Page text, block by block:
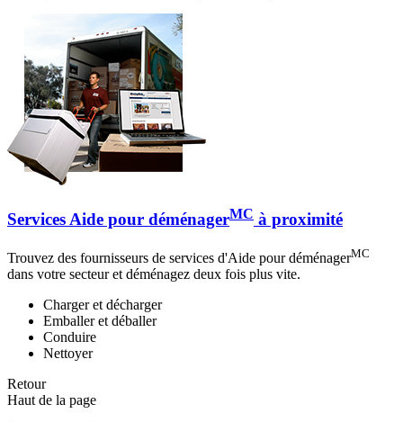
Services Aide pour déménagerMC à proximité
Trouvez des fournisseurs de services d'Aide pour déménagerMC
dans votre secteur et déménagez deux fois plus vite.
Charger et décharger
Emballer et déballer
Conduire
Nettoyer
Retour
Haut de la page